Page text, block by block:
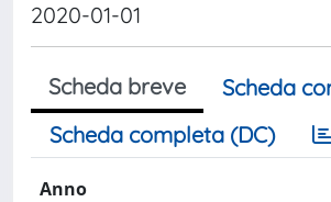
2020-01-01
Scheda breve
Scheda
Scheda completa (DC)
Anno